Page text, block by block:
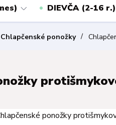
DIEVČA (2-16 r.)
Chlapčenské ponožky